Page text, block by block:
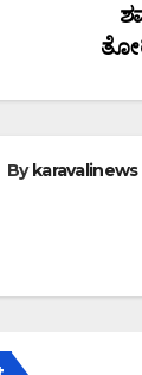
Bykaravalinews